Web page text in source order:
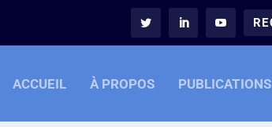
ACCUEIL À PROPOS PUBLICATIONS